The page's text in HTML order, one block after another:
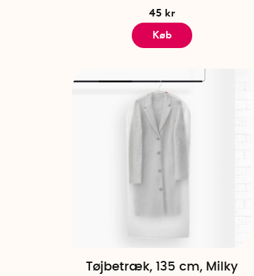
45 kr
Køb
Tøjbetræk, 135 cm, Milky